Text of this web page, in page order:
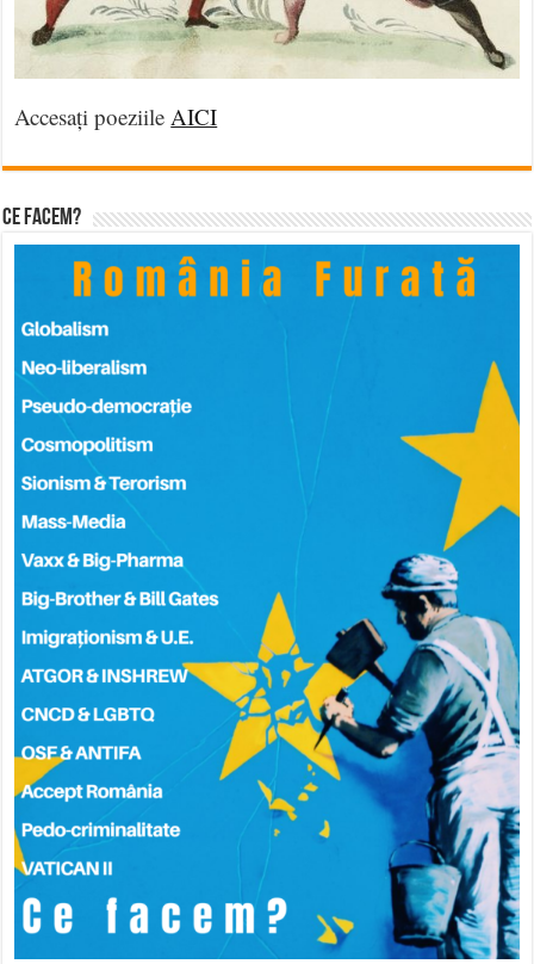
Accesați poeziileAICI
Ce facem?